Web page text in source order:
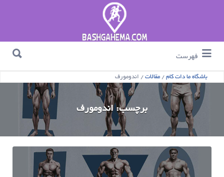
فهرست
باشگاه ما دات کام / مقالات / اندومورف
برچسب:اندومورف